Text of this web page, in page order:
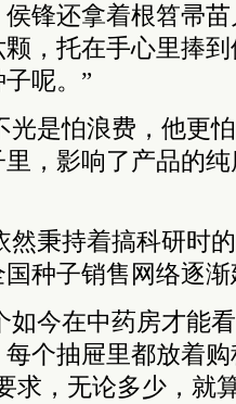
锋还拿着根笤帚
，托在手心里捧
呢。”
光是怕浪费，他更
，影响了产品的
然秉持着搞科研时
种子销售网络逐
如今在中药房才能
个抽屉里都放着
求，无论多少，就